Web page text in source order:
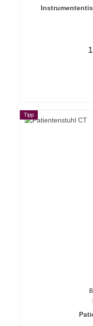
Durchschnittliche
Tipp
Durchschnittliche